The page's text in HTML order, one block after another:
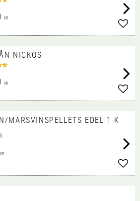
KR
NICKOS
KR
MARSVINSPELLETS EDEL 1 K
KR